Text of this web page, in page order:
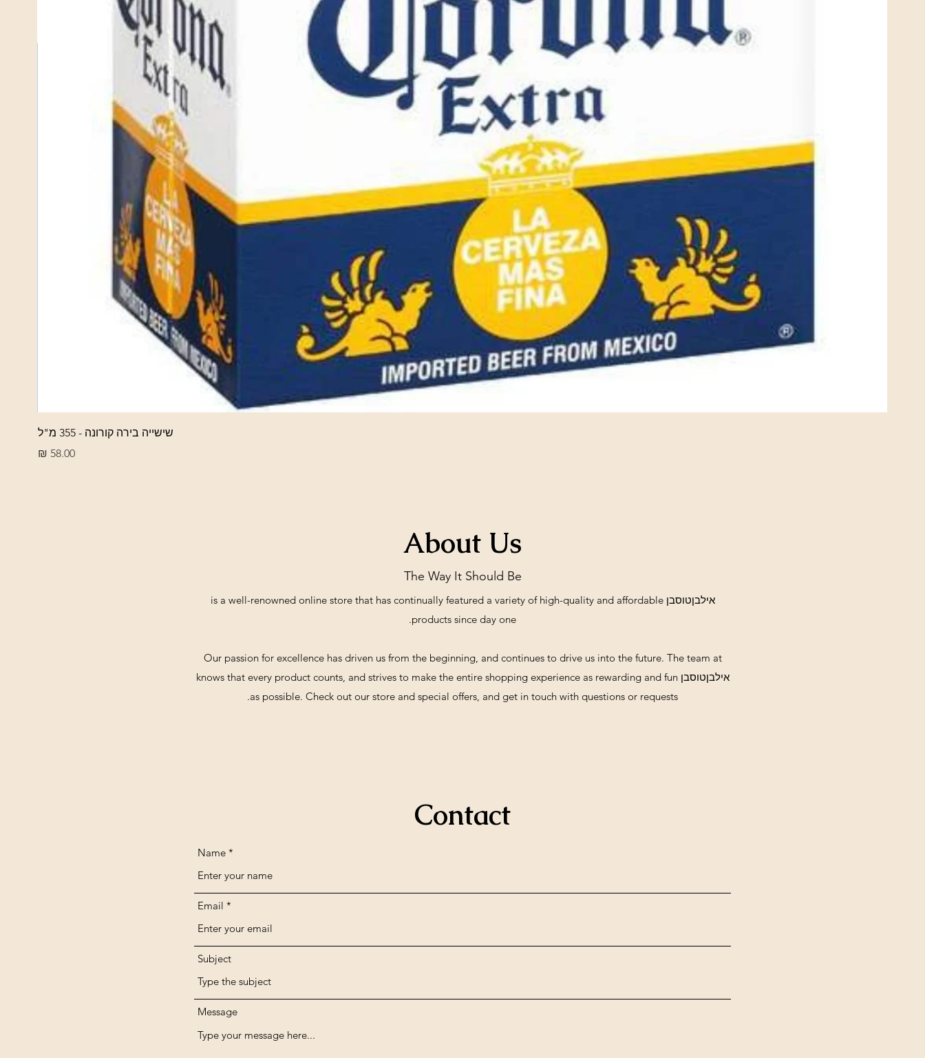
שישייה בירה קורונה - 355 מ"ל
מחיר
About Us
The Way It Should Be
אילבןטוסבן is a well-renowned online store that has continually featured a variety of high-quality and affordable
products since day one.
Our passion for excellence has driven us from the beginning, and continues to drive us into the future. The team at
אילבןטוסבן knows that every product counts, and strives to make the entire shopping experience as rewarding and fun
as possible. Check out our store and special offers, and get in touch with questions or requests.
Contact
Name
Email
Subject
Message